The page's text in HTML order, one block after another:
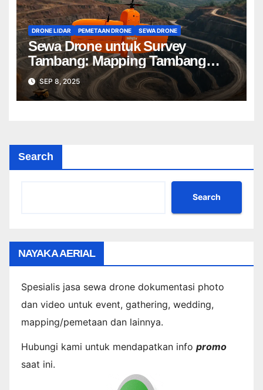
DRONE LIDAR PEMETAAN DRONE SEWA DRONE
Sewa Drone untuk Survey
Tambang: Mapping Tambang
Profesional Lebih Cepat & Akurat
SEP 8, 2025
Search
Search
NAYAKA AERIAL
Spesialis jasa sewa drone dokumentasi photo
dan video untuk event, gathering, wedding,
mapping/pemetaan dan lainnya.
Hubungi kami untuk mendapatkan info promo
saat ini.